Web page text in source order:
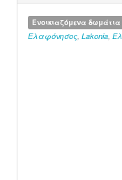
Ενοικιαζόμενα δωμάτια
Ελαφόνησος Lakonia